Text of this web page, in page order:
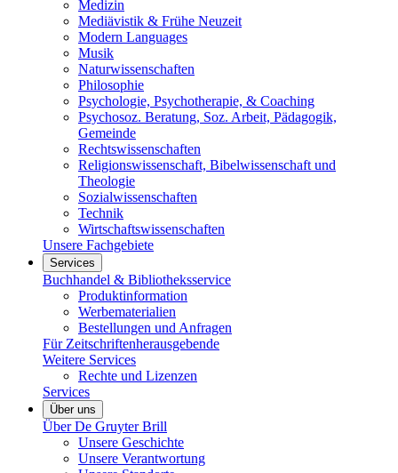
Medizin
Mediävistik & Frühe Neuzeit
Modern Languages
Musik
Naturwissenschaften
Philosophie
Psychologie, Psychotherapie, & Coaching
Psychosoz. Beratung, Soz. Arbeit, Pädagogik,
Gemeinde
Rechtswissenschaften
Religionswissenschaft, Bibelwissenschaft und
Theologie
Sozialwissenschaften
Technik
Wirtschaftswissenschaften
Unsere Fachgebiete
Services
Buchhandel & Bibliotheksservice
Produktinformation
Werbematerialien
Bestellungen und Anfragen
Für Zeitschriftenherausgebende
Weitere Services
Rechte und Lizenzen
Services
Über uns
Über De Gruyter Brill
Unsere Geschichte
Unsere Verantwortung